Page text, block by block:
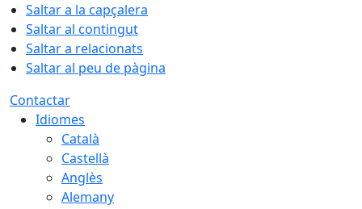
Saltar a la capçalera
Saltar al contingut
Saltar a relacionats
Saltar al peu de pàgina
Contactar
Idiomes
Català
Castellà
Anglès
Alemany